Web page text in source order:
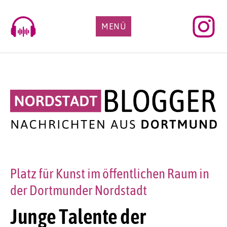
content
MENÜ
Junge Talente der
Platz für Kunst im öffentlichen Raum in
der Dortmunder Nordstadt